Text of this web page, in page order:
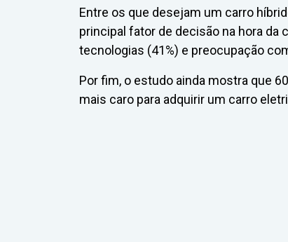
Entre os que desejam um carro
principal fator de decisão na hora da
tecnologias (41%) e preocupação
Por fim, o estudo ainda mostra que
mais caro para adquirir um carro